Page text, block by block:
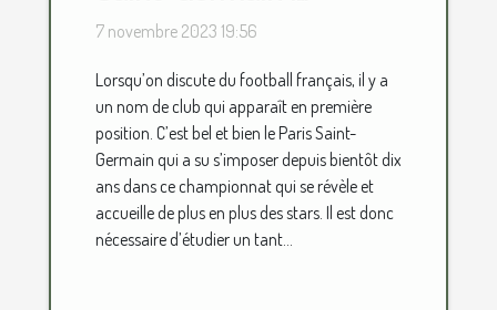
parlons-en !
7 novembre 2023 19:56
Lorsqu’on discute du football français, il y a
un nom de club qui apparaît en première
position. C’est bel et bien le Paris Saint-
Germain qui a su s’imposer depuis bientôt dix
ans dans ce championnat qui se révèle et
accueille de plus en plus des stars. Il est donc
nécessaire d’étudier un tant...